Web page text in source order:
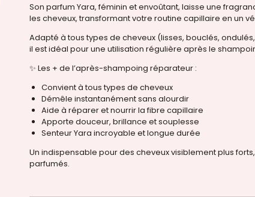
Son parfum Yara, féminin et envoûtant, laisse une
les cheveux, transformant votre routine capillaire en un
Adapté à tous types de cheveux (lisses, bouclés,
il est idéal pour une utilisation régulière après le
✨ Les + de l’après-shampoing réparateur :
Convient à tous types de cheveux
Démêle instantanément sans alourdir
Aide à réparer et nourrir la fibre capillaire
Apporte douceur, brillance et souplesse
Senteur Yara incroyable et longue durée
Un indispensable pour des cheveux visiblement plus
parfumés.